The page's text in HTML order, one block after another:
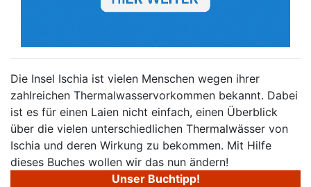
Die Insel Ischia ist vielen Menschen wegen ihrer
zahlreichen Thermalwasservorkommen bekannt. Dabei
ist es für einen Laien nicht einfach, einen Überblick
über die vielen unterschiedlichen Thermalwässer von
Ischia und deren Wirkung zu bekommen. Mit Hilfe
dieses Buches wollen wir das nun ändern!
Unser Buchtipp!